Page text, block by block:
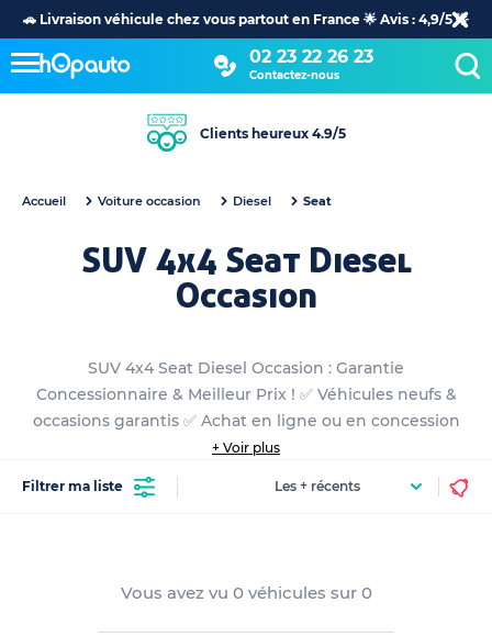
🚗 Livraison véhicule chez vous partout en France 🌟 Avis : 4,9/5 🌟
02 23 22 26 23
Contactez-nous
Clients heureux 4.9/5
Accueil Voiture occasion Diesel Seat
SUV 4x4 Seat Diesel
Occasion
SUV 4x4 Seat Diesel Occasion : Garantie
Concessionnaire & Meilleur Prix ! ✅ Véhicules neufs &
occasions garantis ✅ Achat en ligne ou en concession
+ Voir plus
Filtrer ma liste
Vous avez vu 0 véhicules sur 0